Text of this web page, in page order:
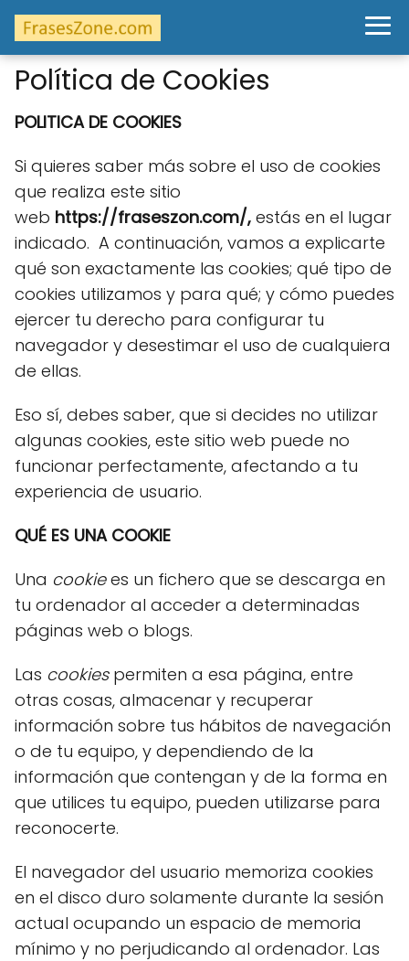
Política de Cookies
POLITICA DE COOKIES
Si quieres saber más sobre el uso de cookies
que realiza este sitio
web https://fraseszon.com/, estás en el lugar
indicado. A continuación, vamos a explicarte
qué son exactamente las cookies; qué tipo de
cookies utilizamos y para qué; y cómo puedes
ejercer tu derecho para configurar tu
navegador y desestimar el uso de cualquiera
de ellas.
Eso sí, debes saber, que si decides no utilizar
algunas cookies, este sitio web puede no
funcionar perfectamente, afectando a tu
experiencia de usuario.
QUÉ ES UNA COOKIE
Una cookiees un fichero que se descarga en
tu ordenador al acceder a determinadas
páginas web o blogs.
Las cookiespermiten a esa página, entre
otras cosas, almacenar y recuperar
información sobre tus hábitos de navegación
o de tu equipo, y dependiendo de la
información que contengan y de la forma en
que utilices tu equipo, pueden utilizarse para
reconocerte.
El navegador del usuario memoriza cookies
en el disco duro solamente durante la sesión
actual ocupando un espacio de memoria
mínimo y no perjudicando al ordenador. Las